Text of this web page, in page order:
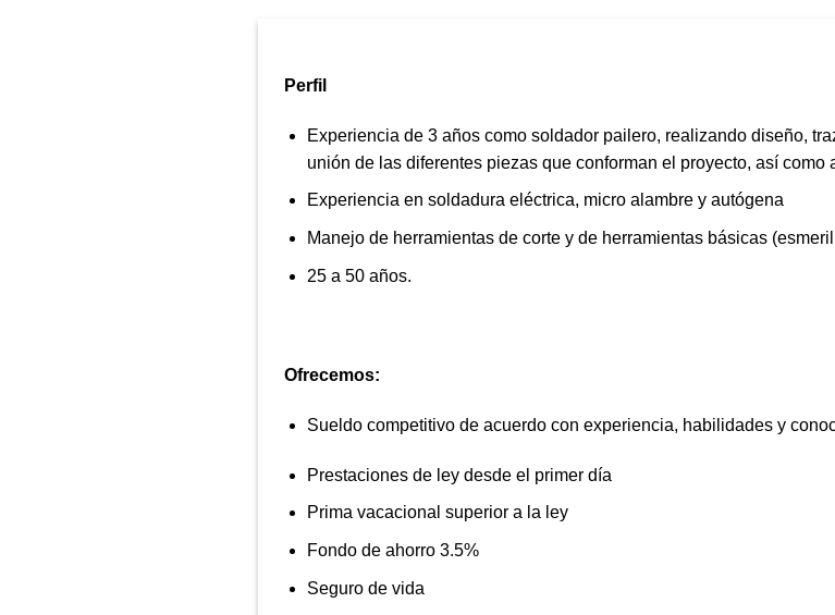
Perfil
Experiencia de 3 años como soldador pailero, realizando diseño,
unión de las diferentes piezas que conforman el proyecto, así como
Experiencia en soldadura eléctrica, micro alambre y autógena
Manejo de herramientas de corte y de herramientas básicas
25 a 50 años.
Ofrecemos:
Sueldo competitivo de acuerdo con experiencia, habilidades y
Prestaciones de ley desde el primer día
Prima vacacional superior a la ley
Fondo de ahorro 3.5%
Seguro de vida